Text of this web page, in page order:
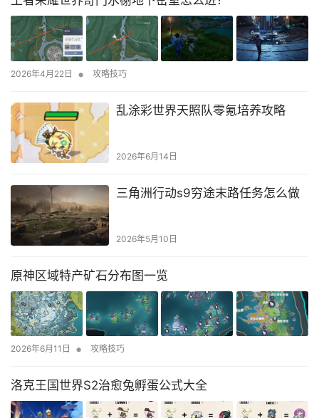
2026年4月22日 • 攻略技巧
乱涂彩世界天照队零氪培养攻略
2026年6月14日
三角洲行动s9穷途末路任务怎么做
2026年5月10日
原神区域特产矿石分布图一览
2026年6月11日 • 攻略技巧
洛克王国世界S2治愈兔孵蛋公式大全